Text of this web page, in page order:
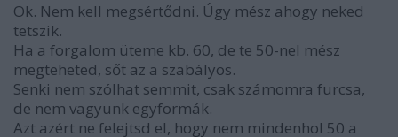
Ok. Nem kell megsértődni. Úgy mész ahogy neked
tetszik.
Ha a forgalom üteme kb. 60, de te 50-nel mész
megteheted, sőt az a szabályos.
Senki nem szólhat semmit, csak számomra furcsa,
de nem vagyunk egyformák.
Azt azért ne felejtsd el, hogy nem mindenhol 50 a